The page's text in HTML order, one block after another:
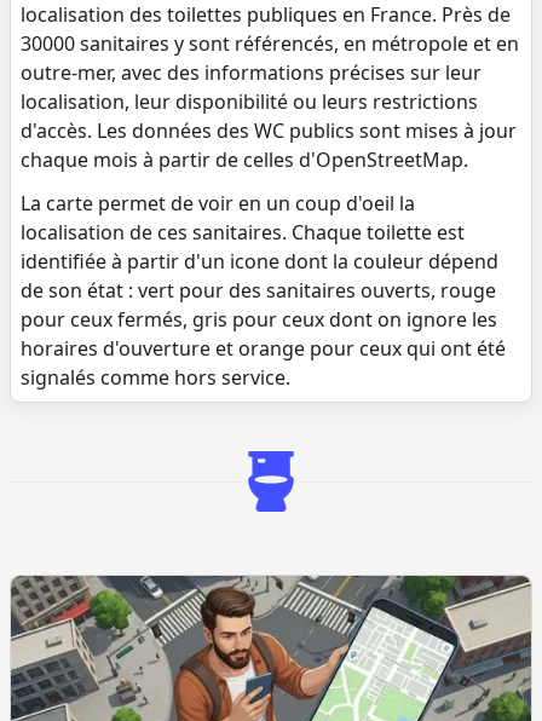
localisation des toilettes publiques en France. Près de
30000 sanitaires y sont référencés, en métropole et en
outre-mer, avec des informations précises sur leur
localisation, leur disponibilité ou leurs restrictions
d'accès. Les données des WC publics sont mises à jour
chaque mois à partir de celles d'OpenStreetMap.
La carte permet de voir en un coup d'oeil la
localisation de ces sanitaires. Chaque toilette est
identifiée à partir d'un icone dont la couleur dépend
de son état : vert pour des sanitaires ouverts, rouge
pour ceux fermés, gris pour ceux dont on ignore les
horaires d'ouverture et orange pour ceux qui ont été
signalés comme hors service.